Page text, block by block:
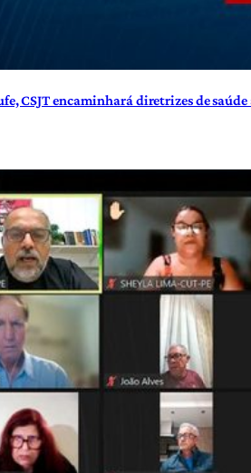
CSJT encaminhará diretrizes de